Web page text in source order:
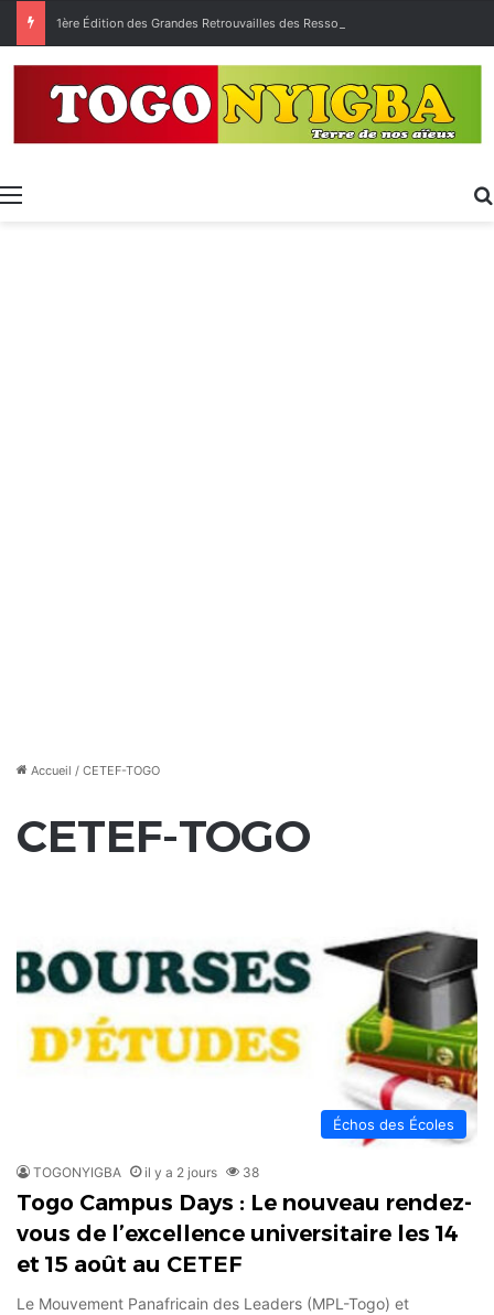
Menu
Accueil / CETEF-TOGO
CETEF-TOGO
Échos des Écoles
TOGONYIGBA il y a 2 jours 38
Togo Campus Days : Le nouveau rendez-
vous de l’excellence universitaire les 14
et 15 août au CETEF
Le Mouvement Panafricain des Leaders (MPL-Togo) et